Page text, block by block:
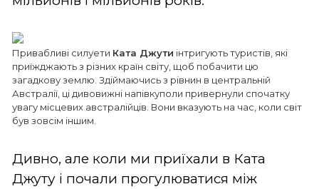
Привабливі силуети Ката Джути інтригують туристів, які
приїжджають з різних країн світу, щоб побачити цю
загадкову землю. Здіймаючись з рівнин в центральній
Австралії, ці дивовижні напівкуполи привернули спочатку
увагу місцевих австралійців. Вони вказують на час, коли світ
був зовсім іншим.
Дивно, але коли ми приїхали в Ката
Джуту і почали прогулюватися між